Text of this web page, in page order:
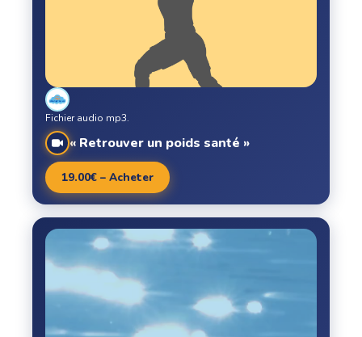
« Retrouver un poids santé »
Fichier audio mp3.
19.00€ – Acheter